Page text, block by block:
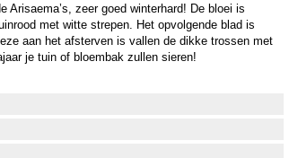
Arisaema’s, zeer goed winterhard! De bloei is
met witte strepen. Het opvolgende blad is
aan het afsterven is vallen de dikke trossen met
je tuin of bloembak zullen sieren!